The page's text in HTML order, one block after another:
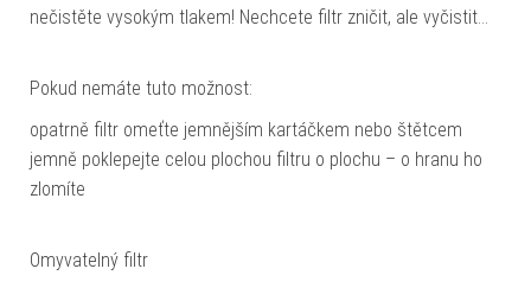
nečistěte vysokým tlakem! Nechcete filtr zničit, ale vyčistit…
Pokud nemáte tuto možnost:
opatrně filtr omeťte jemnějším kartáčkem nebo štětcem
jemně poklepejte celou plochou filtru o plochu – o hranu ho
zlomíte
Omyvatelný filtr